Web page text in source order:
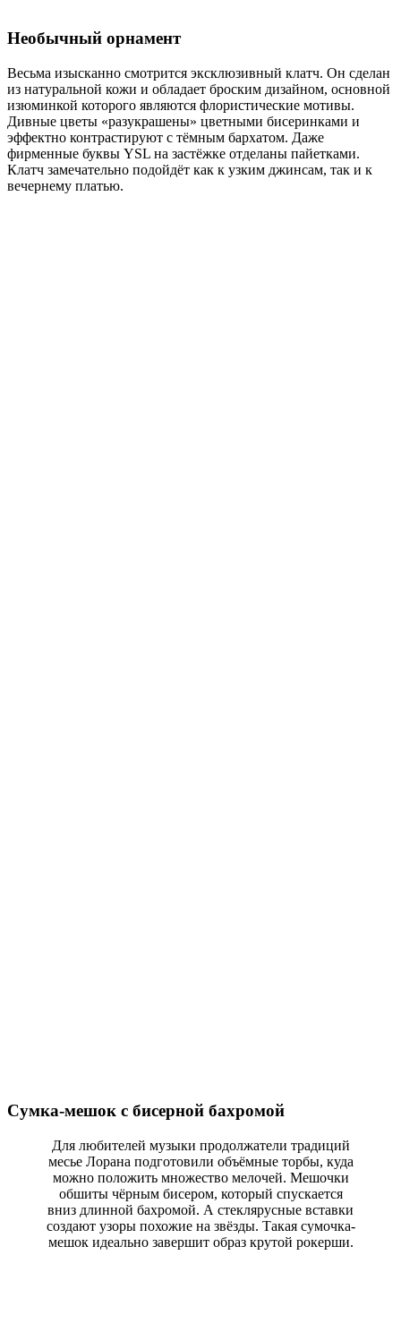
Необычный орнамент
Весьма изысканно смотрится эксклюзивный клатч. Он сделан
из натуральной кожи и обладает броским дизайном, основной
изюминкой которого являются флористические мотивы.
Дивные цветы «разукрашены» цветными бисеринками и
эффектно контрастируют с тёмным бархатом. Даже
фирменные буквы YSL на застёжке отделаны пайетками.
Клатч замечательно подойдёт как к узким джинсам, так и к
вечернему платью.
Сумка-мешок с бисерной бахромой
Для любителей музыки продолжатели традиций
месье Лорана подготовили объёмные торбы, куда
можно положить множество мелочей. Мешочки
обшиты чёрным бисером, который спускается
вниз длинной бахромой. А стеклярусные вставки
создают узоры похожие на звёзды. Такая сумочка-
мешок идеально завершит образ крутой рокерши.